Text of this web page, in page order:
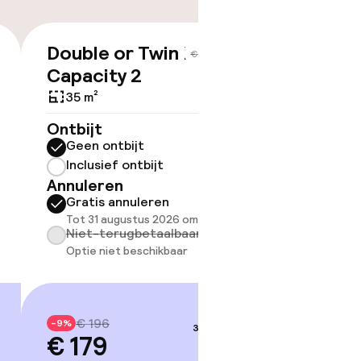
kamers
€ 196
Double or Twin Deluxe
Capacity 2
35 m²
Ontbijt
Geen ontbijt
Inclusief ontbijt
Annuleren
Gratis annuleren
Tot 31 augustus 2026 om 21:59
Niet-terugbetaalbaar
Optie niet beschikbaar
-9% € 196
€ 179
3–4 sep.